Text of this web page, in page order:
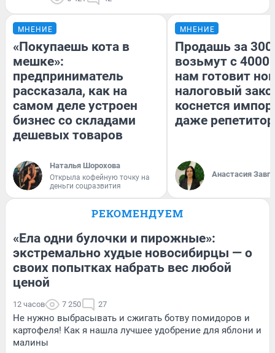
МНЕНИЕ
«Покупаешь кота в
мешке»:
предприниматель
рассказала, как на
самом деле устроен
бизнес со складами
дешевых товаров
Наталья Шорохова
Открыла кофейную точку на
деньги соцразвития
МНЕНИЕ
Продашь за
возьмут с
нам готовит
налоговый
коснется
даже
Анастасия
РЕКОМЕНДУЕМ
«Ела одни булочки и пирожные»:
экстремально худые новосибирцы — о
своих попытках набрать вес любой
ценой
12 часов 7 250 27
Не нужно выбрасывать и сжигать ботву помидоров и
картофеля! Как я нашла лучшее удобрение для яблони и
малины